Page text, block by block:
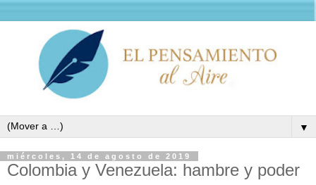
▼
miércoles, 14 de agosto de 2019
Colombia y Venezuela: hambre y poder